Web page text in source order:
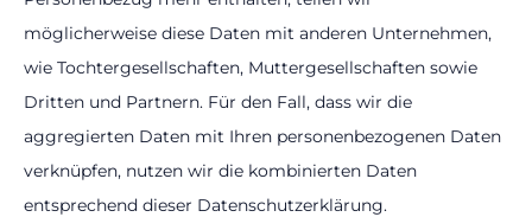
möglicherweise diese Daten mit anderen Unternehmen,
wie Tochtergesellschaften, Muttergesellschaften sowie
Dritten und Partnern. Für den Fall, dass wir die
aggregierten Daten mit Ihren personenbezogenen Daten
verknüpfen, nutzen wir die kombinierten Daten
entsprechend dieser Datenschutzerklärung.